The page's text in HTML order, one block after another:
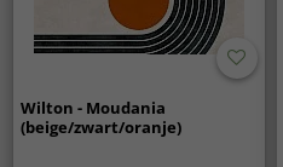
Wilton - Moudania
(beige/zwart/oranje)